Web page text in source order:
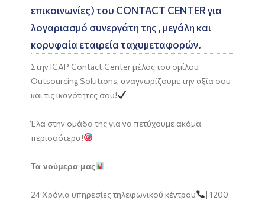
επικοινωνίες) του CONTACT CENTER για
λογαριασμό συνεργάτη της , μεγάλη και
κορυφαία εταιρεία ταχυμεταφορών.
Στην ICAP Contact Center μέλος του ομίλου
Outsourcing Solutιοns, αναγνωρίζουμε την αξία σου
και τις ικανότητες σου!
Έλα στην ομάδα της για να πετύχουμε ακόμα
περισσότερα!
Τα νούμερα μας
24 Χρόνια υπηρεσίες τηλεφωνικού κέντρου
| 1200